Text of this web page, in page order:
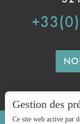
Gestion des
Ce site web active par